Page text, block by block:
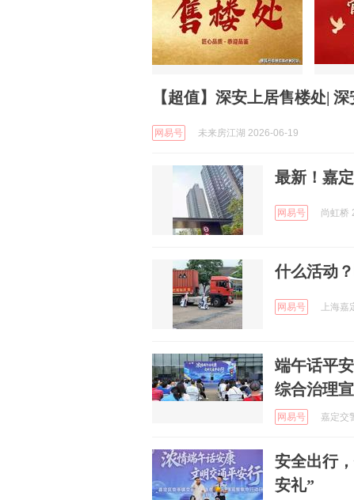
【超值】深安上居售楼处|
网易号 未来房江湖 2026-06-19
最新！嘉
网易号 尚虹桥
什么活动
网易号 上海
端午话平
综合治理
网易号 嘉定交
安全出行
安礼”